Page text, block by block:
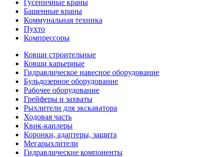
Гусеничные краны
Башенные краны
Коммунальная техника
Пухто
Компрессоры
Ковши строительные
Ковши карьерные
Гидравлическое навесное оборудование
Бульдозерное оборудование
Рабочее оборудование
Грейферы и захваты
Рыхлители для экскаватора
Ходовая часть
Квик-каплеры
Коронки, адаптеры, защита
Мегарыхлители
Гидравлические компоненты